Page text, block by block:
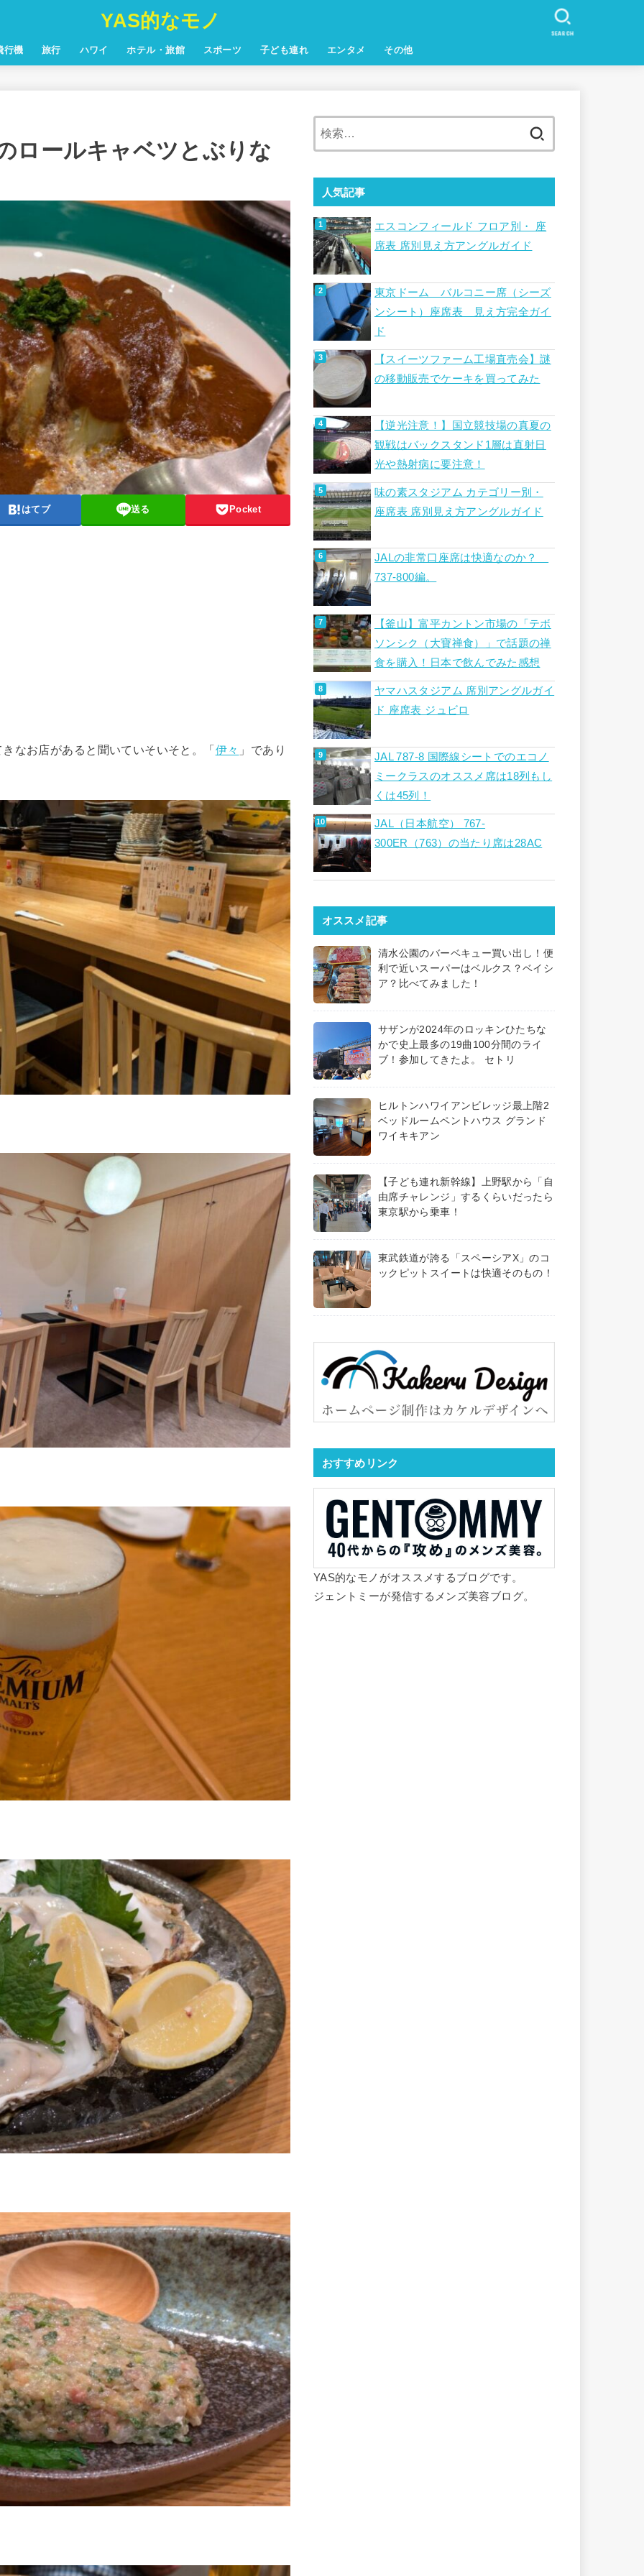
YAS的なモノ
行機 旅行 ハワイ ホテル・旅館 スポーツ 子ども連れ エンタメ その他
SEARCH
ロールキャベツとぶりな
はてブ 送る Pocket
なお店があると聞いていそいそと。「伊々 」であり
人気記事
エスコンフィールド フロア別・ 座
席表 席別見え方アングルガイド
東京ドーム バルコニー席（シーズ
ンシート）座席表 見え方完全ガイ
ド
【スイーツファーム工場直売会】謎
の移動販売でケーキを買ってみた
【逆光注意！】国立競技場の真夏の
観戦はバックスタンド1層は直射日
光や熱射病に要注意！
味の素スタジアム カテゴリー別・
座席表 席別見え方アングルガイド
JALの非常口座席は快適なのか？
737-800編。
【釜山】富平カントン市場の「テボ
ソンシク（大寶禅食）」で話題の禅
食を購入！日本で飲んでみた感想
ヤマハスタジアム 席別アングルガイ
ド 座席表 ジュビロ
JAL 787-8 国際線シートでのエコノ
ミークラスのオススメ席は18列もし
くは45列！
JAL（日本航空） 767-
300ER（763）の当たり席は28AC
オススメ記事
清水公園のバーベキュー買い出し！便
利で近いスーパーはベルクス？ベイシ
ア？比べてみました！
サザンが2024年のロッキンひたちな
かで史上最多の19曲100分間のライ
ブ！参加してきたよ。 セトリ
ヒルトンハワイアンビレッジ最上階2
ベッドルームペントハウス グランド
ワイキキアン
【子ども連れ新幹線】上野駅から「自
由席チャレンジ」するくらいだったら
東京駅から乗車！
東武鉄道が誇る「スペーシアX」のコ
ックピットスイートは快適そのもの！
おすすめリンク
YAS的なモノがオススメするブログです。
ジェントミーが発信するメンズ美容ブログ。